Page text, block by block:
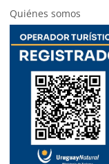
Quiénes somos